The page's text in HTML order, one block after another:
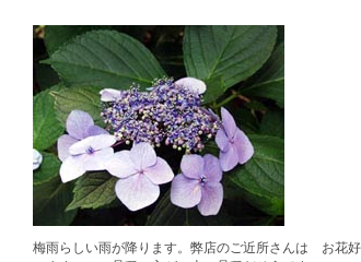
梅雨らしい雨が降ります。弊店のご近所さんは お花